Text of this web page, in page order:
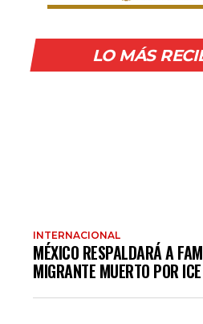
LO MÁS
INTERNACIONAL
MÉXICO RESPALDARÁ A
MIGRANTE MUERTO POR ICE